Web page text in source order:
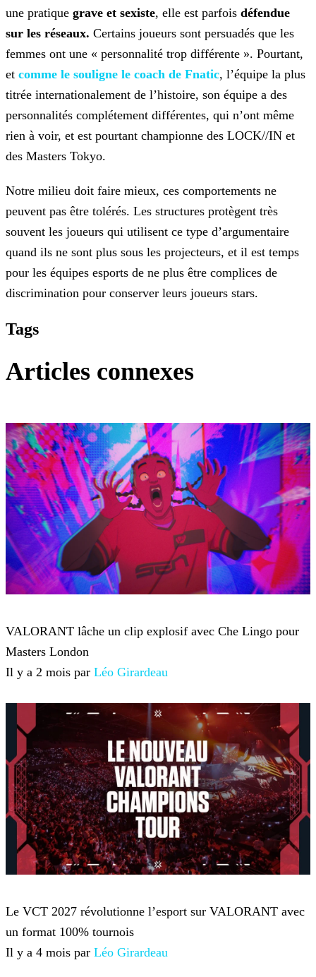
une pratique grave et sexiste, elle est parfois défendue
sur les réseaux. Certains joueurs sont persuadés que les
femmes ont une « personnalité trop différente ». Pourtant,
et comme le souligne le coach de Fnatic, l’équipe la plus
titrée internationalement de l’histoire, son équipe a des
personnalités complétement différentes, qui n’ont même
rien à voir, et est pourtant championne des LOCK//IN et
des Masters Tokyo.
Notre milieu doit faire mieux, ces comportements ne
peuvent pas être tolérés. Les structures protègent très
souvent les joueurs qui utilisent ce type d’argumentaire
quand ils ne sont plus sous les projecteurs, et il est temps
pour les équipes esports de ne plus être complices de
discrimination pour conserver leurs joueurs stars.
Tags
Articles connexes
VALORANT lâche un clip explosif avec Che Lingo pour
Masters London
Il y a 2 mois par Léo Girardeau
Le VCT 2027 révolutionne l’esport sur VALORANT avec
un format 100% tournois
Il y a 4 mois par Léo Girardeau